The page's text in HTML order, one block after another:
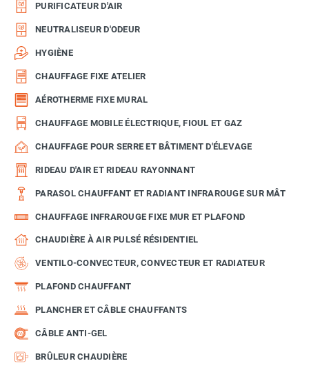
PURIFICATEUR D'AIR
NEUTRALISEUR D'ODEUR
HYGIÈNE
CHAUFFAGE FIXE ATELIER
AÉROTHERME FIXE MURAL
CHAUFFAGE MOBILE ÉLECTRIQUE, FIOUL ET GAZ
CHAUFFAGE POUR SERRE ET BÂTIMENT D'ÉLEVAGE
RIDEAU D'AIR ET RIDEAU RAYONNANT
PARASOL CHAUFFANT ET RADIANT INFRAROUGE SUR MÂT
CHAUFFAGE INFRAROUGE FIXE MUR ET PLAFOND
CHAUDIÈRE À AIR PULSÉ RÉSIDENTIEL
VENTILO-CONVECTEUR, CONVECTEUR ET RADIATEUR
PLAFOND CHAUFFANT
PLANCHER ET CÂBLE CHAUFFANTS
CÂBLE ANTI-GEL
BRÛLEUR CHAUDIÈRE